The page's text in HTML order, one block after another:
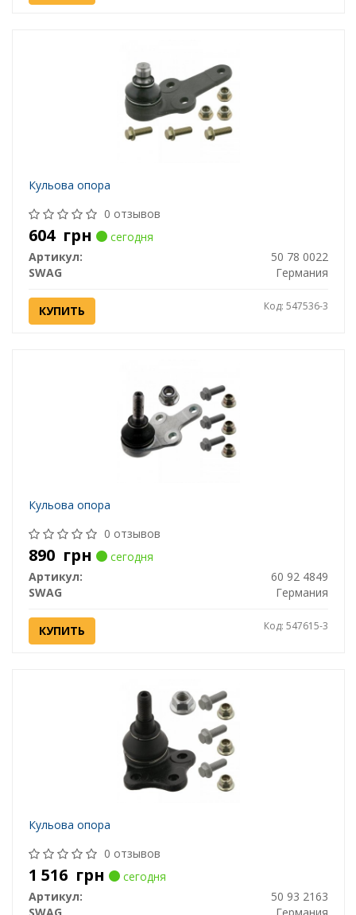
Кульова опора
0 отзывов
604 грн
сегодня
Артикул:
50 78 0022
SWAG
Германия
КУПИТЬ Код: 547536-3
Кульова опора
0 отзывов
890 грн
сегодня
Артикул:
60 92 4849
SWAG
Германия
КУПИТЬ Код: 547615-3
Кульова опора
0 отзывов
1 516 грн
сегодня
Артикул:
50 93 2163